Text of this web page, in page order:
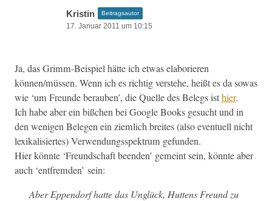
Kristin Beitragsautor
17. Januar 2011 um 10:15
Ja, das Grimm-Beispiel hätte ich etwas ela­bori­eren
können/müssen. Wenn ich es richtig ver­ste­he, heißt es da sowas
wie ‘um Fre­unde berauben’, die Quelle des Belegs isthier.
Ich habe aber ein bißchen bei Google Books gesucht und in
den weni­gen Bele­gen ein ziem­lich bre­ites (also eventuell nicht
lexikalisiertes) Ver­wen­dungsspek­trum gefunden.
Hier kön­nte ‘Fre­und­schaft been­den’ gemeint sein, kön­nte aber
auch ‘ent­frem­den’ sein:
Aber Eppen­dorf hat­te das Unglück, Hut­tens Fre­und zu